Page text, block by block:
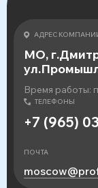
АДРЕС
МО,
Время работы:
ТЕЛЕФОНЫ
+7 (965)
ПОЧТА